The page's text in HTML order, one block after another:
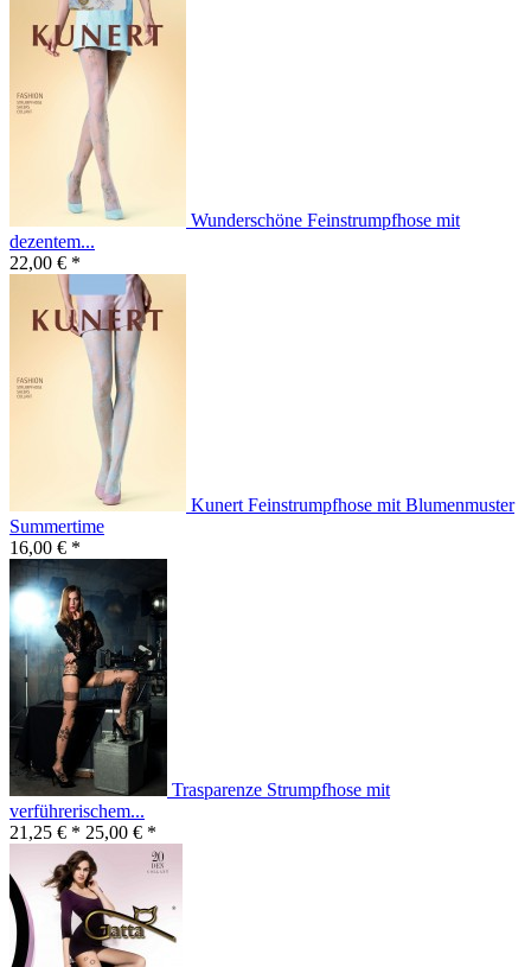
Wunderschöne Feinstrumpfhose mit
dezentem...
22,00 € *
Kunert Feinstrumpfhose mit Blumenmuster
Summertime
16,00 € *
Trasparenze Strumpfhose mit
verführerischem...
21,25 € * 25,00 € *